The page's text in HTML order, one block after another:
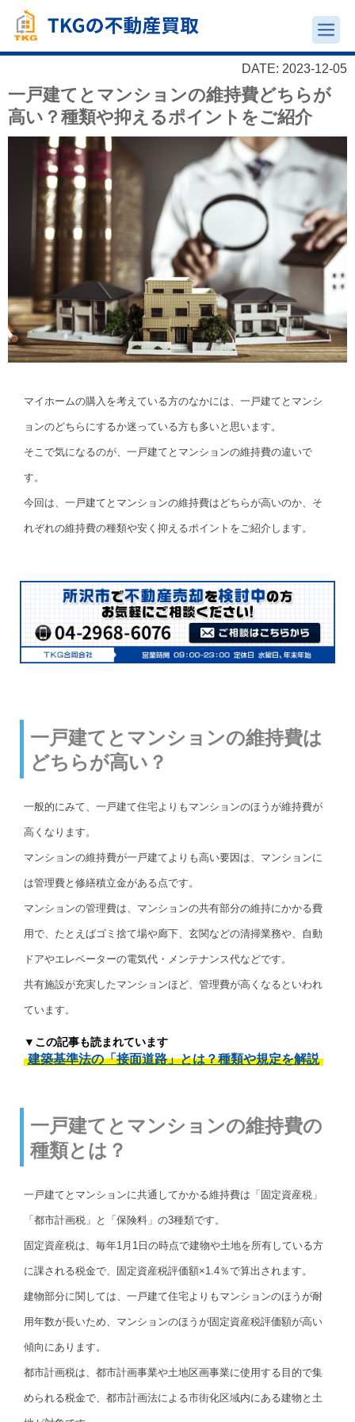
DATE: 2023-12-05
一戸建てとマンションの維持費どちらが
高い？種類や抑えるポイントをご紹介
マイホームの購入を考えている方のなかには、一戸建てとマンシ
ョンのどちらにするか迷っている方も多いと思います。
そこで気になるのが、一戸建てとマンションの維持費の違いで
す。
今回は、一戸建てとマンションの維持費はどちらが高いのか、そ
れぞれの維持費の種類や安く抑えるポイントをご紹介します。
一戸建てとマンションの維持費は
どちらが高い？
一般的にみて、一戸建て住宅よりもマンションのほうが維持費が
高くなります。
マンションの維持費が一戸建てよりも高い要因は、マンションに
は管理費と修繕積立金がある点です。
マンションの管理費は、マンションの共有部分の維持にかかる費
用で、たとえばゴミ捨て場や廊下、玄関などの清掃業務や、自動
ドアやエレベーターの電気代・メンテナンス代などです。
共有施設が充実したマンションほど、管理費が高くなるといわれ
ています。
▼この記事も読まれています
建築基準法の「接面道路」とは？種類や規定を解説
一戸建てとマンションの維持費の
種類とは？
一戸建てとマンションに共通してかかる維持費は「固定資産税」
「都市計画税」と「保険料」の3種類です。
固定資産税は、毎年1月1日の時点で建物や土地を所有している方
に課される税金で、固定資産税評価額×1.4％で算出されます。
建物部分に関しては、一戸建て住宅よりもマンションのほうが耐
用年数が長いため、マンションのほうが固定資産税評価額が高い
傾向にあります。
都市計画税は、都市計画事業や土地区画事業に使用する目的で集
められる税金で、都市計画法による市街化区域内にある建物と土